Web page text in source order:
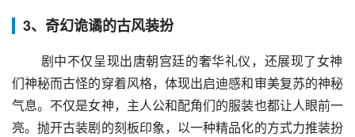
3、奇幻诡谲的古风装扮
们神秘而古怪的穿着风格，体现出启迪感和审美复苏的神秘
气息。不仅是女神，主人公和配角们的服装也都让人眼前一
亮。抛开古装剧的刻板印象，以一种精品化的方式力推装扮